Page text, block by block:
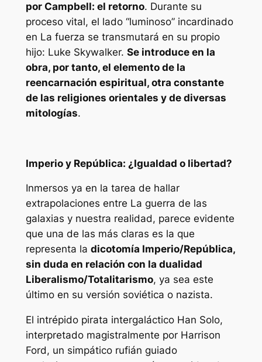
por Campbell: el retorno. Durante su
proceso vital, el lado “luminoso” incardinado
en La fuerza se transmutará en su propio
hijo: Luke Skywalker. Se introduce en la
obra, por tanto, el elemento de la
reencarnación espiritual, otra constante
de las religiones orientales y de diversas
mitologías.
Imperio y República: ¿Igualdad o libertad?
Inmersos ya en la tarea de hallar
extrapolaciones entre La guerra de las
galaxias y nuestra realidad, parece evidente
que una de las más claras es la que
representa la dicotomía Imperio/República,
sin duda en relación con la dualidad
Liberalismo/Totalitarismo, ya sea este
último en su versión soviética o nazista.
El intrépido pirata intergaláctico Han Solo,
interpretado magistralmente por Harrison
Ford, un simpático rufián guiado